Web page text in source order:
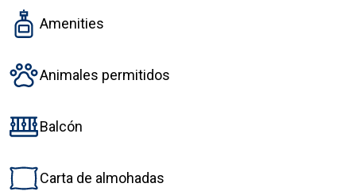
Amenities
Animales permitidos
Balcón
Carta de almohadas